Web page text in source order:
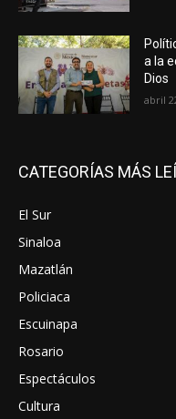
a la
Dios
abril
CATEGORÍAS MÁS
El Sur
Sinaloa
Mazatlán
Policiaca
Escuinapa
Rosario
Espectáculos
Cultura